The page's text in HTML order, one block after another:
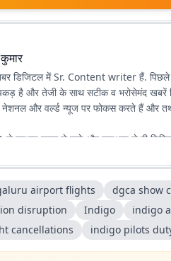
डिजिटल में Sr. Content writer हैं. पिछले
है और तेजी के साथ सटीक व भरोसेमंद खबरें
और वर्ल्ड न्यूज पर फोकस करते हैं और
से प्रभात खबर से जुड़े और शुरुआत से ही
में पेश करना इनकी खासियत है. डिजिटल के
गांवों में जाकर की गई ग्रामीण रिपोर्टिंग
कई बड़े चुनाव कवर करने का अनुभव
चुनावों (2014, 2019 और 2024) की भी
करीब से समझना रिपोर्टिंग की खास पहचान रही
airport flights
dgca show
disruption
Indigo indigo
cancellations
indigo pilots